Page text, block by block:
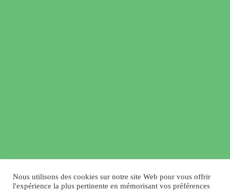
© 2019: Le site du Fontenil, Tous droits réservés
Nous utilisons des cookies sur notre site Web pour vous offrir
l'expérience la plus pertinente en mémorisant vos préférences